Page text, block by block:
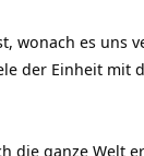
wonach es uns
der Einheit mit
die ganze Welt